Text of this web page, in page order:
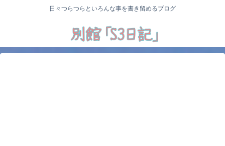
日々つらつらといろんな事を書き留めるブログ